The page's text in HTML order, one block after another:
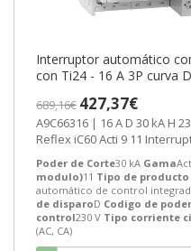
Interruptor automático
con Ti24 - 16 A 3P curva
689,16€ 427,37€
A9C66316 | 16 A D 30 kA H 230 V Corriente alterna (AC, CA)
Reflex iC60 Acti 9 11
Poder de Corte30 kA Gama
modulo)11 Tipo de
automático de control
de disparoD Codigo de
control230 V Tipo corriente
(AC, CA)